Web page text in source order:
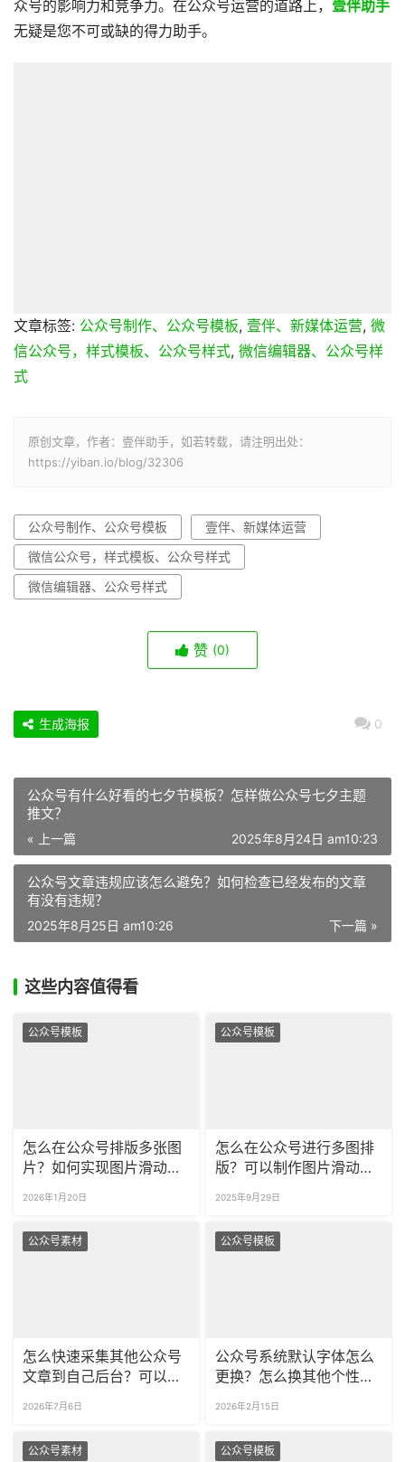
众号的影响力和竞争力。在公众号运营的道路上， 壹伴助手
无疑是您不可或缺的得力助手。
文章标签: 公众号制作、公众号模板, 壹伴、新媒体运营, 微
信公众号，样式模板、公众号样式, 微信编辑器、公众号样
式
原创文章，作者：壹伴助手，如若转载，请注明出处：
https://yiban.io/blog/32306
公众号制作、公众号模板
壹伴、新媒体运营
微信公众号，样式模板、公众号样式
微信编辑器、公众号样式
赞 (0)
0
生成海报
公众号有什么好看的七夕节模板？怎样做公众号七夕主题
推文？
« 上一篇 2025年8月24日 am10:23
公众号文章违规应该怎么避免？如何检查已经发布的文章
有没有违规？
下一篇 »
2025年8月25日 am10:26
这些内容值得看
公众号模板
怎么在公众号排版多张图
片？如何实现图片滑动效
2026年1月20日
公众号模板
怎么在公众号进行多图排
版？可以制作图片滑动的
2025年9月29日
公众号素材
怎么快速采集其他公众号
文章到自己后台？可以一
2026年7月6日
公众号模板
公众号系统默认字体怎么
更换？怎么换其他个性字
2026年2月15日
公众号素材 公众号模板